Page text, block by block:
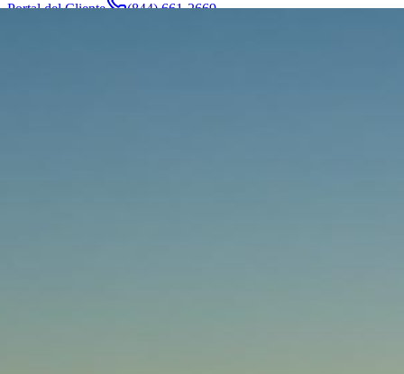
Portal del Cliente
(844) 661-2669